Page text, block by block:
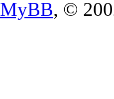
MyBB, ©